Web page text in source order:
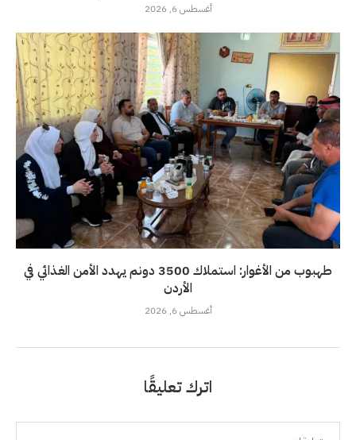
أغسطس 6, 2026
طهبوب من الأغوار: استملاك 3500 دونم يهدد الأمن الغذائي في
الأردن
أغسطس 6, 2026
اترك تعليقًا